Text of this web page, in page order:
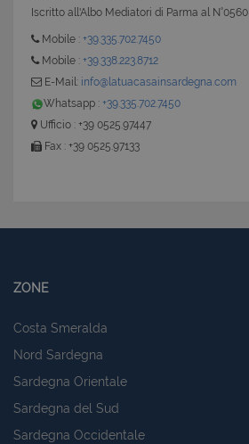
Iscritto all'Albo Mediatori di Parma al N°0560
Mobile : +39.335.702.7450
Mobile : +39.338.223.8712
E-Mail: info@latuacasainsardegna.com
Whatsapp : +39.335.702.7450
Ufficio : +39 0525.97447
Fax : +39 0525.97133
ZONE
Costa Smeralda
Nord Sardegna
Sardegna Orientale
Sardegna del Sud
Sardegna Occidentale